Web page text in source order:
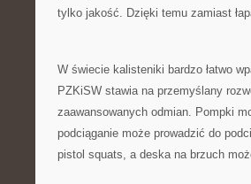
tylko jakość. Dzięki temu zamiast
W świecie kalisteniki bardzo łatwo
PZKiSW stawia na przemyślany
zaawansowanych odmian. Pompki
podciąganie może prowadzić do
pistol squats, a deska na brzuch